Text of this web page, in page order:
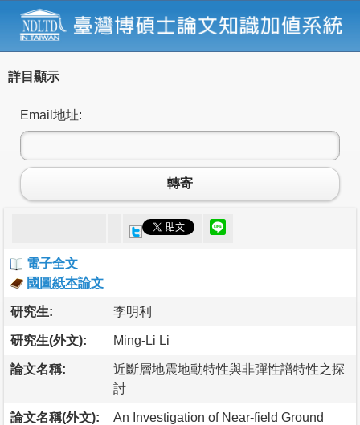
詳目顯示
Email地址:
轉寄
電子全文
國圖紙本論文
研究生: 李明利
研究生(外文): Ming-Li Li
論文名稱:
近斷層地震地動特性與非彈性譜特性之探
討
論文名稱(外文):
An Investigation of Near-field Ground